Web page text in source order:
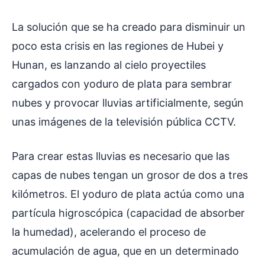
La solución que se ha creado para disminuir un
poco esta crisis en las regiones de Hubei y
Hunan, es lanzando al cielo proyectiles
cargados con yoduro de plata para sembrar
nubes y provocar lluvias artificialmente, según
unas imágenes de la televisión pública CCTV.
Para crear estas lluvias es necesario que las
capas de nubes tengan un grosor de dos a tres
kilómetros. El yoduro de plata actúa como una
partícula higroscópica (capacidad de absorber
la humedad), acelerando el proceso de
acumulación de agua, que en un determinado